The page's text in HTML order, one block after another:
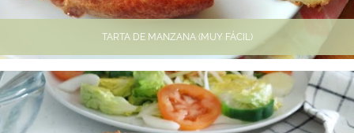
TARTA DE MANZANA (MUY FÁCIL)